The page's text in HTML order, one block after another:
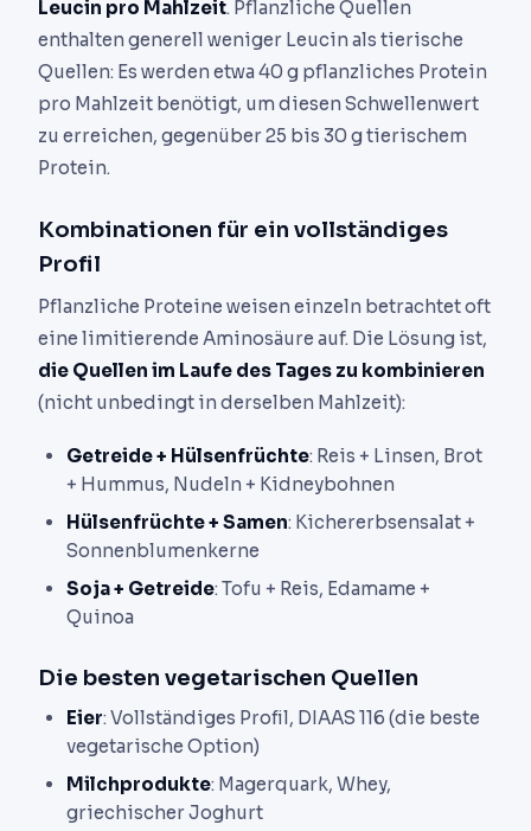
Leucin pro Mahlzeit. Pflanzliche Quellen
enthalten generell weniger Leucin als tierische
Quellen: Es werden etwa 40 g pflanzliches Protein
pro Mahlzeit benötigt, um diesen Schwellenwert
zu erreichen, gegenüber 25 bis 30 g tierischem
Protein.
Kombinationen für ein vollständiges
Profil
Pflanzliche Proteine weisen einzeln betrachtet oft
eine limitierende Aminosäure auf. Die Lösung ist,
die Quellen im Laufe des Tages zu kombinieren
(nicht unbedingt in derselben Mahlzeit):
Getreide + Hülsenfrüchte: Reis + Linsen, Brot
+ Hummus, Nudeln + Kidneybohnen
Hülsenfrüchte + Samen: Kichererbsensalat +
Sonnenblumenkerne
Soja + Getreide: Tofu + Reis, Edamame +
Quinoa
Die besten vegetarischen Quellen
Eier: Vollständiges Profil, DIAAS 116 (die beste
vegetarische Option)
Milchprodukte: Magerquark, Whey,
griechischer Joghurt